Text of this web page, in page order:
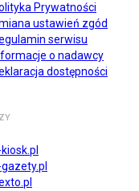
Prywatności
ustawień zgód
serwisu
o nadawcy
dostępności
kiosk.pl
gazety.pl